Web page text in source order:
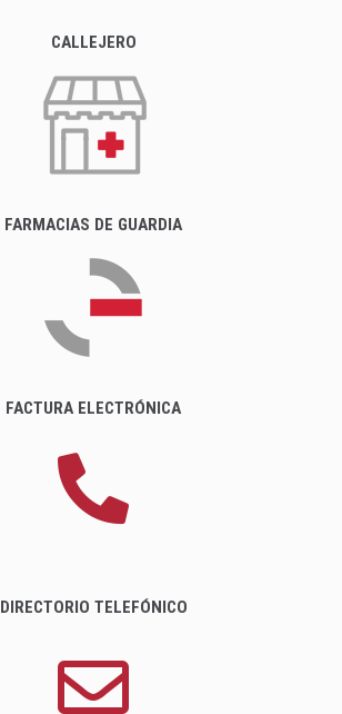
CALLEJERO
FARMACIAS DE GUARDIA
FACTURA ELECTRÓNICA
DIRECTORIO TELEFÓNICO